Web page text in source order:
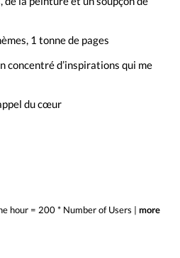
1 tonne de pages
concentré d’inspirations qui me
du cœur
hour = 200 * Number of Users | more